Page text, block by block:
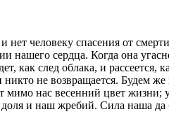
человеку спасения от
сердца. Когда она
как след облака, и
не возвращается. Будем
нас весенний цвет жизни;
и наш жребий. Сила наша